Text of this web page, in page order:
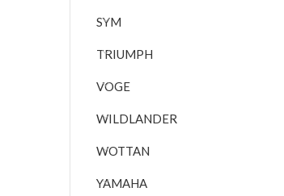
SYM
TRIUMPH
VOGE
WILDLANDER
WOTTAN
YAMAHA